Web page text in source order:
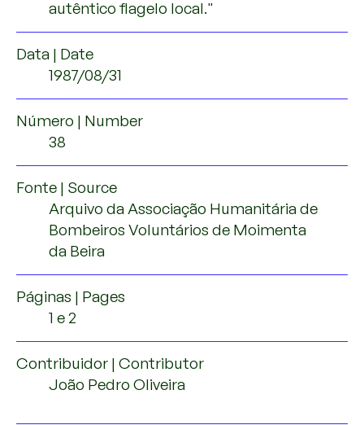
autêntico flagelo local."
Data | Date
1987/08/31
Número | Number
38
Fonte | Source
Arquivo da Associação Humanitária de
Bombeiros Voluntários de Moimenta
da Beira
Páginas | Pages
1 e 2
Contribuidor | Contributor
João Pedro Oliveira